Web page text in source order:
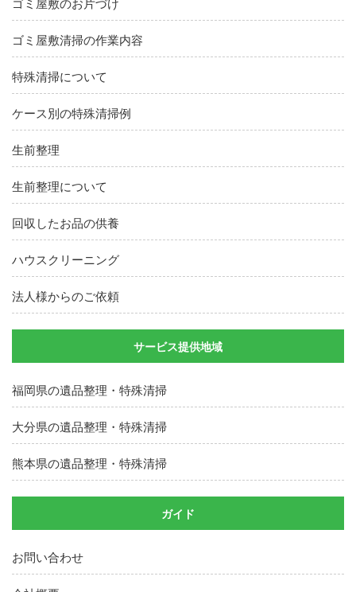
ゴミ屋敷のお片づけ
ゴミ屋敷清掃の作業内容
特殊清掃について
ケース別の特殊清掃例
生前整理
生前整理について
回収したお品の供養
ハウスクリーニング
法人様からのご依頼
サービス提供地域
福岡県の遺品整理・特殊清掃
大分県の遺品整理・特殊清掃
熊本県の遺品整理・特殊清掃
ガイド
お問い合わせ